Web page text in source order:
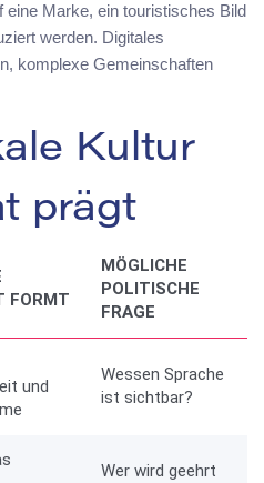
Marke, ein touristisches Bild
werden. Digitales
komplexe Gemeinschaften
Kultur
prägt
FORMT
MÖGLICHE
POLITISCHE
FRAGE
und
Wessen Sprache
ist sichtbar?
Wer wird geehrt